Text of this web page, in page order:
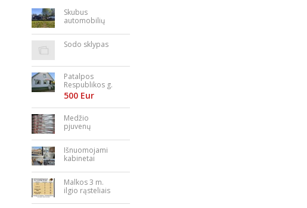
Skubus
automobilių
Sodo sklypas
Patalpos
Respublikos g.
23
500 Eur
Medžio
pjuvenų
briketai
Išnuomojami
kabinetai
bės aikštėje
Malkos 3 m.
ilgio rąsteliais